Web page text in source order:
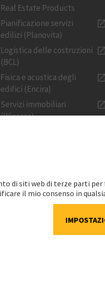
Real Estate Products
Pianificazione servizi
edilizi (Planovita)
Logistica delle costruzioni
(BCL)
Fisica e acustica degli
edifici (Encira)
Servizi immobiliari
(Wincasa)
Prezzo dell'azione